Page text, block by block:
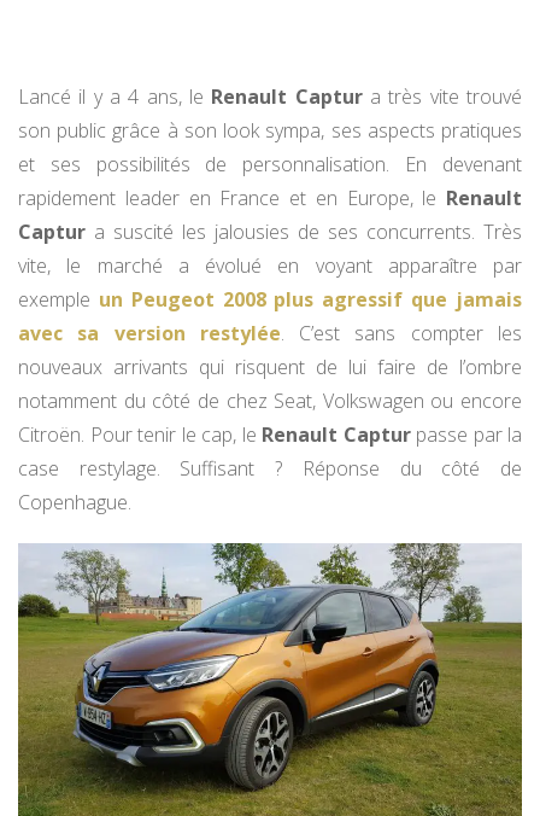
Lancé il y a 4 ans, le Renault Captura très vite trouvé
son public grâce à son look sympa, ses aspects pratiques
et ses possibilités de personnalisation. En devenant
rapidement leader en France et en Europe, le Renault
Captur a suscité les jalousies de ses concurrents. Très
vite, le marché a évolué en voyant apparaître par
exemple un Peugeot 2008 plus agressif que jamais
avec sa version restylée. C’est sans compter les
nouveaux arrivants qui risquent de lui faire de l’ombre
notamment du côté de chez Seat, Volkswagen ou encore
Citroën. Pour tenir le cap, le Renault Capturpasse par la
case restylage. Suffisant ? Réponse du côté de
Copenhague.